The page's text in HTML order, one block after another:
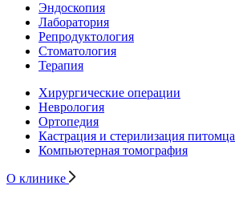
Эндоскопия
Лаборатория
Репродуктология
Стоматология
Терапия
Хирургические операции
Неврология
Ортопедия
Кастрация и стерилизация питомца
Компьютерная томография
О клинике